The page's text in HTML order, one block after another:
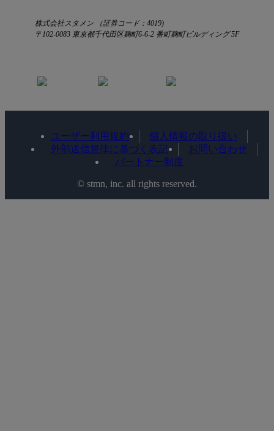
株式会社スタメン （証券コード：4019)
〒102-0083 東京都千代田区麹町6-6-2 番町麹町ビルディング 5F
ユーザー利用規約
個人情報の取り扱い
外部送信規律に基づく表記
お問い合わせ
パートナー制度
©️ stmn, inc. all rights reserved.